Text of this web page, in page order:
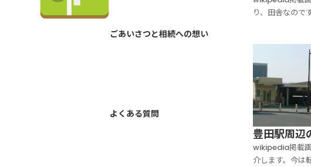
り、田舎なので
で、住みやすい
豊田駅周辺
wikipedia掲載
介します。今は
ごあいさつと相続への想い
よくある質問